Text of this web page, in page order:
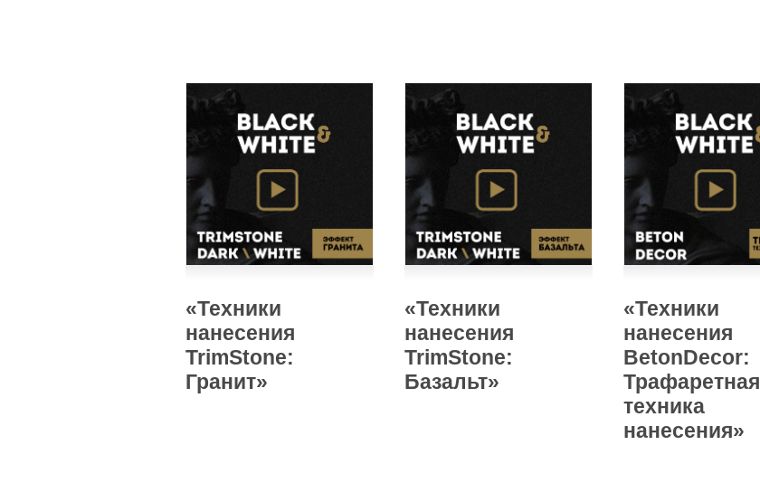
«Техники
нанесения
TrimStone:
Гранит»
«Техники
нанесения
TrimStone:
Базальт»
«Техники
нанесения
BetonDecor:
Трафаретная
техника
нанесения»